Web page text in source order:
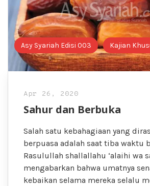
Asy Syariah Edisi 003 Kajian
Apr 26, 2020
Sahur dan Berbuka
Salah satu kebahagiaan yang
berpuasa adalah saat tiba waktu
Rasulullah shallallahu ‘alaihi wa
mengabarkan bahwa umatnya
kebaikan selama mereka selalu